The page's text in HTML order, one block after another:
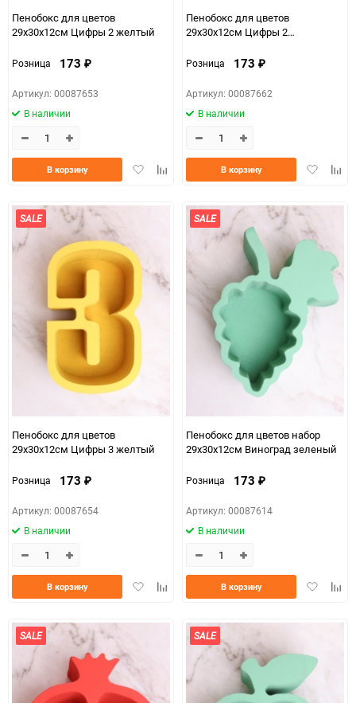
Пенобокс для цветов
29х30х12см Цифры 2 желтый
Розница 173 ₽
Артикул: 00087653
В наличии
ДобавитьДобавить
В корзину
Пенобокс для цветов
29х30х12см Цифры 2
Розница 173 ₽
Артикул: 00087662
В наличии
Добавить
В корзину
SALE
Пенобокс для цветов
29х30х12см Цифры 3 желтый
Розница 173 ₽
Артикул: 00087654
В наличии
ДобавитьДобавить
В корзину
SALE
Пенобокс для цветов набор
29х30х12см Виноград зеленый
Розница 173 ₽
Артикул: 00087614
В наличии
Добавить
В корзину
SALE SALE